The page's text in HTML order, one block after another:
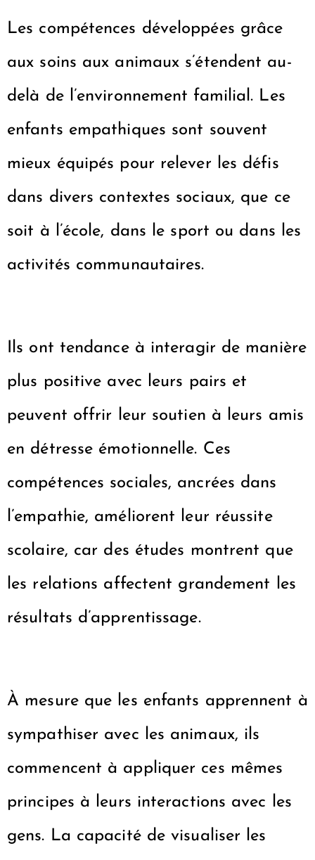
Les compétences développées grâce
aux soins aux animaux s’étendent au-
delà de l’environnement familial. Les
enfants empathiques sont souvent
mieux équipés pour relever les défis
dans divers contextes sociaux, que ce
soit à l’école, dans le sport ou dans les
activités communautaires.
Ils ont tendance à interagir de manière
plus positive avec leurs pairs et
peuvent offrir leur soutien à leurs amis
en détresse émotionnelle. Ces
compétences sociales, ancrées dans
l’empathie, améliorent leur réussite
scolaire, car des études montrent que
les relations affectent grandement les
résultats d’apprentissage.
À mesure que les enfants apprennent à
sympathiser avec les animaux, ils
commencent à appliquer ces mêmes
principes à leurs interactions avec les
gens. La capacité de visualiser les